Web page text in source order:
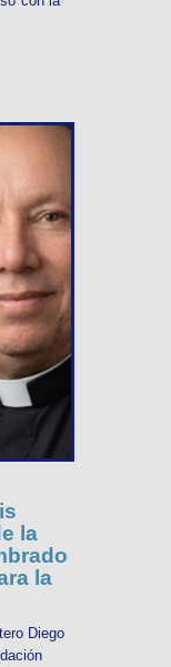
la
la
Diego